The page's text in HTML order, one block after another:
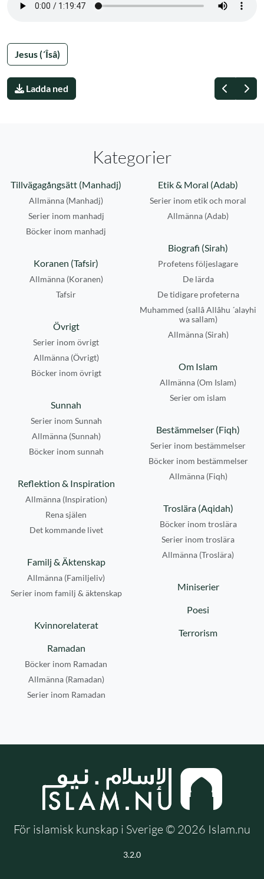
Jesus (´Îsâ)
Ladda ned
Kategorier
Tillvägagångsätt (Manhadj)
Allmänna (Manhadj)
Serier inom manhadj
Böcker inom manhadj
Etik & Moral (Adab)
Serier inom etik och moral
Allmänna (Adab)
Biografi (Sirah)
Profetens följeslagare
De lärda
De tidigare profeterna
Muhammed (sallâ Allâhu ´alayhi
wa sallam)
Allmänna (Sirah)
Koranen (Tafsir)
Allmänna (Koranen)
Tafsir
Övrigt
Serier inom övrigt
Allmänna (Övrigt)
Böcker inom övrigt
Om Islam
Allmänna (Om Islam)
Serier om islam
Sunnah
Serier inom Sunnah
Allmänna (Sunnah)
Böcker inom sunnah
Bestämmelser (Fiqh)
Serier inom bestämmelser
Böcker inom bestämmelser
Allmänna (Fiqh)
Reflektion & Inspiration
Allmänna (Inspiration)
Rena själen
Det kommande livet
Troslära (Aqidah)
Böcker inom troslära
Serier inom troslära
Allmänna (Troslära)
Familj & Äktenskap
Allmänna (Familjeliv)
Serier inom familj & äktenskap
Miniserier
Poesi
Kvinnorelaterat
Terrorism
Ramadan
Böcker inom Ramadan
Allmänna (Ramadan)
Serier inom Ramadan
För islamisk kunskap i Sverige © 2026 Islam.nu
3.2.0